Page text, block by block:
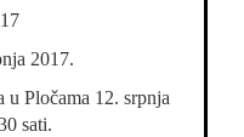
2017.
Pločama 12. srpnja
sati.